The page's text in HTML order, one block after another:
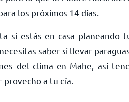
los próximos 14 días.
si estás en casa planeando
saber si llevar
del clima en Mahe, así
provecho a tu día.